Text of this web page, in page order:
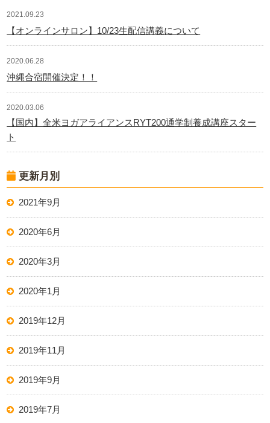
2021.09.23
【オンラインサロン】10/23生配信講義について
2020.06.28
沖縄合宿開催決定！！
2020.03.06
【国内】全米ヨガアライアンスRYT200通学制養成講座スター
ト
更新月別
2021年9月
2020年6月
2020年3月
2020年1月
2019年12月
2019年11月
2019年9月
2019年7月